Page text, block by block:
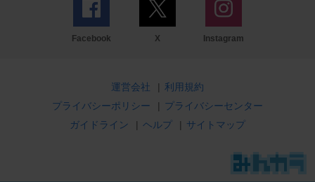
Facebook X Instagram
運営会社 | 利用規約
プライバシーポリシー
| プライバシーセンター
ガイドライン
| ヘルプ | サイトマップ